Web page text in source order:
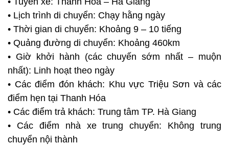
• Lịch trình di chuyển: Chạy hằng ngày
• Thời gian di chuyển: Khoảng 9 – 10 tiếng
• Quảng đường di chuyển: Khoảng 460km
• Giờ khởi hành (các chuyến sớm nhất – muộn
nhất): Linh hoạt theo ngày
• Các điểm đón khách: Khu vực Triệu Sơn và các
điểm hẹn tại Thanh Hóa
• Các điểm trả khách: Trung tâm TP. Hà Giang
• Các điểm nhà xe trung chuyển: Không trung
chuyển nội thành